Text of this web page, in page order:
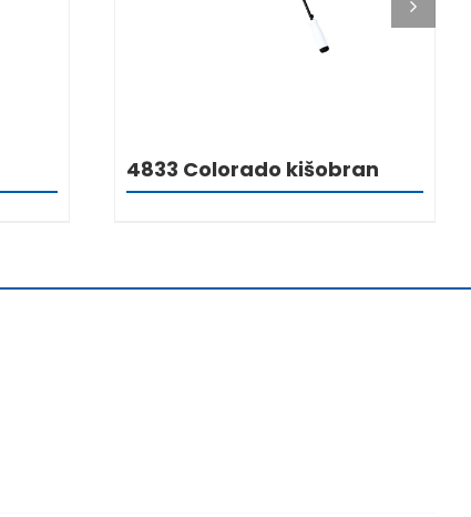
4833 Colorado kišobran